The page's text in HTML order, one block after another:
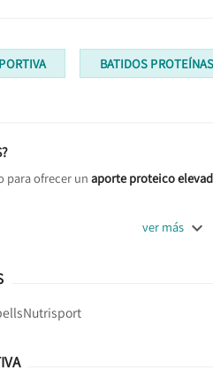
BATIDOS PROTEÍNAS
para ofrecer un aporte proteico
ver más 
Nutrisport